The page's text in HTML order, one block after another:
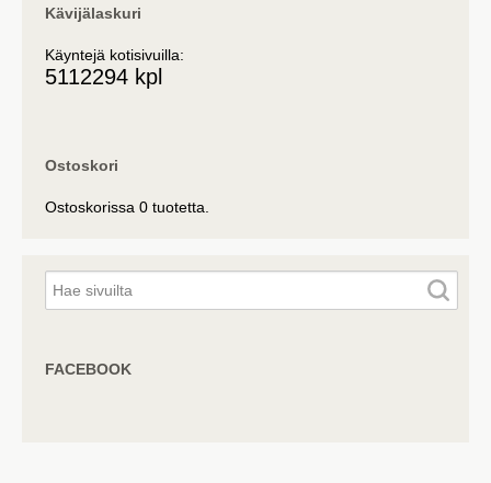
Kävijälaskuri
Käyntejä kotisivuilla:
5112294 kpl
Ostoskori
Ostoskorissa 0 tuotetta.
FACEBOOK